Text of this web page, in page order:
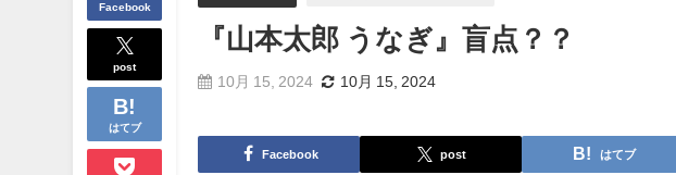
Facebook
post
はてブ
『山本太郎 うなぎ』盲点？？
10月 15, 2024 10月 15, 2024
Facebook post はてブ